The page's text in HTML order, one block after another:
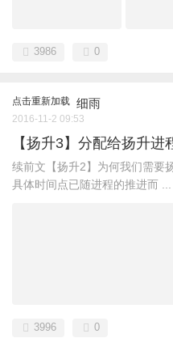
3986 0
点击重新加载 细雨
2016-11-2 09:53
【扬升3】分配给扬升进
续前文【扬升2】为何我们需要
具体时间点已随进程的推进而 ...
3996 0